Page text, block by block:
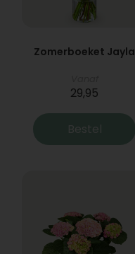
Zomerboeket Jayla
29,95
Bestel